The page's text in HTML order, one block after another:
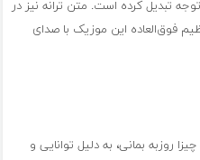
تبدیل کرده است. متن ترانه نیز در
فوق‌العاده این موزیک با صدای
روزبه بمانی، به دلیل توانایی و